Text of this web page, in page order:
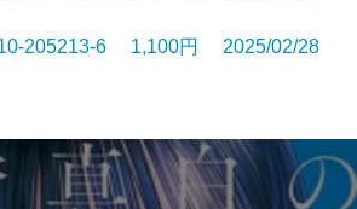
205213-6 1,100円 2025/02/28